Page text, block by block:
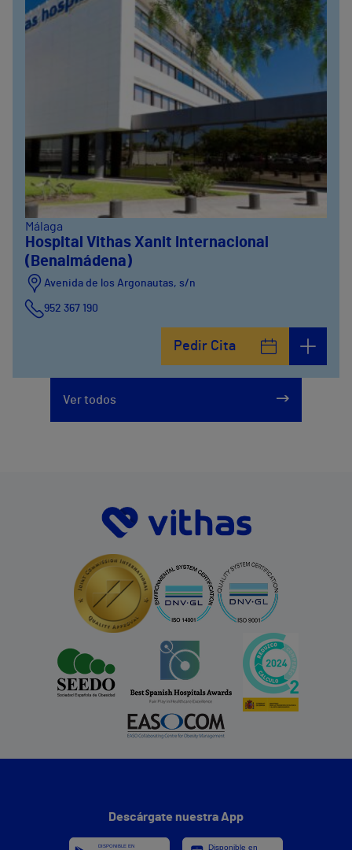
Málaga
Hospital Vithas Xanit Internacional
(Benalmádena)
Avenida de los Argonautas, s/n
952 367 190
Pedir Cita
Ver todos
Descárgate nuestra App